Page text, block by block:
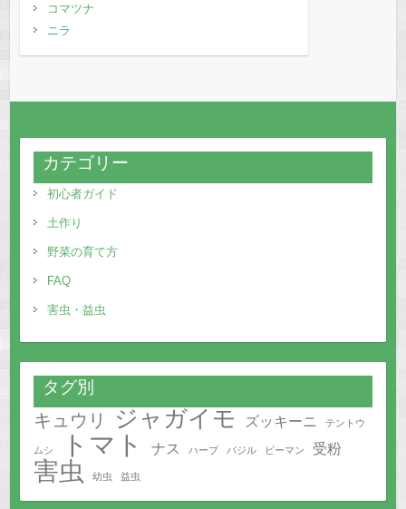
コマツナ
ニラ
カテゴリー
初心者ガイド
土作り
野菜の育て方
FAQ
害虫・益虫
タグ別
キュウリ
ジャガイモ ズッキーニ テントウ
ムシ トマト ナス ハーブ バジル ピーマン 受粉
害虫 幼虫 益虫